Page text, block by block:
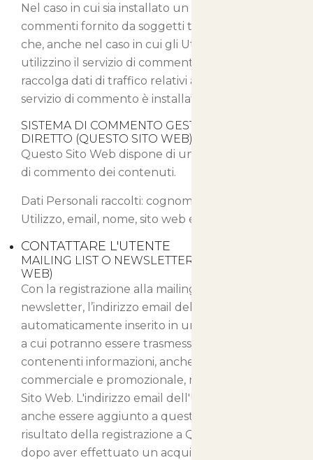
Nel caso in cui sia installato un servizio di
commenti fornito da soggetti terzi, è possibile
che, anche nel caso in cui gli Utenti non
utilizzino il servizio di commento, lo stesso
raccolga dati di traffico relativi alle pagine in cui il
servizio di commento è installato.
SISTEMA DI COMMENTO GESTITO IN MODO
DIRETTO (QUESTO SITO WEB)
Questo Sito Web dispone di un proprio sistema
di commento dei contenuti.
Dati Personali raccolti: cognome, Cookie, Dati di
Utilizzo, email, nome, sito web e username.
CONTATTARE L'UTENTE
MAILING LIST O NEWSLETTER (QUESTO SITO
WEB)
Con la registrazione alla mailing list o alla
newsletter, l’indirizzo email dell’Utente viene
automaticamente inserito in una lista di contatti
a cui potranno essere trasmessi messaggi email
contenenti informazioni, anche di natura
commerciale e promozionale, relative a Questo
Sito Web. L'indirizzo email dell'Utente potrebbe
anche essere aggiunto a questa lista come
risultato della registrazione a Questo Sito Web o
dopo aver effettuato un acquisto.